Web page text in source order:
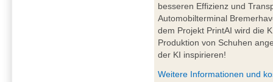
besseren Effizienz und
Automobilterminal
dem Projekt PrintAI wird die
Produktion von Schuhen
der KI inspirieren!
Weitere Informationen und